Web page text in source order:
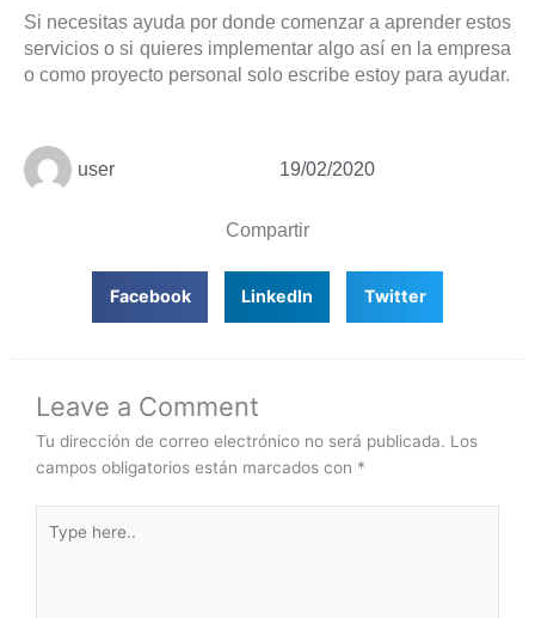
Si necesitas ayuda por donde comenzar a aprender estos
servicios o si quieres implementar algo así en la empresa
o como proyecto personal solo escribe estoy para ayudar.
user 19/02/2020
Compartir
Facebook LinkedIn Twitter
Leave a Comment
Tu dirección de correo electrónico no será publicada. Los
campos obligatorios están marcados con *
here..